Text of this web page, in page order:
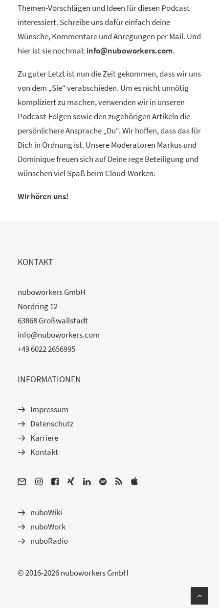
Themen-Vorschlägen und Ideen für diesen Podcast
interessiert. Schreibe uns dafür einfach deine
Wünsche, Kommentare und Anregungen per Mail. Und
hier ist sie nochmal: info@nuboworkers.com.
Zu guter Letzt ist nun die Zeit gekommen, dass wir uns
von dem „Sie“ verabschieden. Um es nicht unnötig
kompliziert zu machen, verwenden wir in unseren
Podcast-Folgen sowie den zugehörigen Artikeln die
persönlichere Ansprache „Du“. Wir hoffen, dass das für
Dich in Ordnung ist. Unsere Moderatoren Markus und
Dominique freuen sich auf Deine rege Beteiligung und
wünschen viel Spaß beim Cloud-Worken.
Wir hören uns!
KONTAKT
nuboworkers GmbH
Nordring 12
63868 Großwallstadt
info@nuboworkers.com
+49 6022 2656995
INFORMATIONEN
Impressum
Datenschutz
Karriere
Kontakt
nuboWiki
nuboWork
nuboRadio
© 2016-2026 nuboworkers GmbH